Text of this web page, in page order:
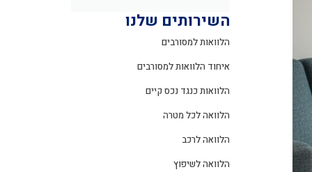
השירותים שלנו
הלוואות למסורבים
איחוד הלוואות למסורבים
הלוואות כנגד נכס קיים
הלוואה לכל מטרה
הלוואה לרכב
הלוואה לשיפוץ